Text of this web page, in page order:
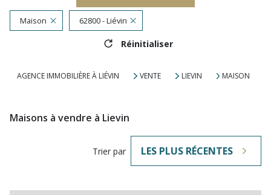
Maison 62800 - Liévin
Réinitialiser
AGENCE IMMOBILIÈRE À LIÉVIN VENTE LIEVIN MAISON
Maisons à vendre à Lievin
Trier par LES PLUS RÉCENTES